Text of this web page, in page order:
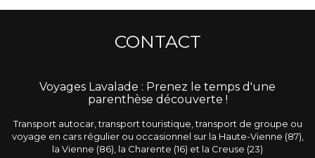
CONTACT
Voyages Lavalade : Prenez le temps d'une
parenthèse découverte !
Transport autocar, transport touristique, transport de groupe ou
voyage en cars régulier ou occasionnel sur la Haute-Vienne (87),
la Vienne (86), la Charente (16) et la Creuse (23)